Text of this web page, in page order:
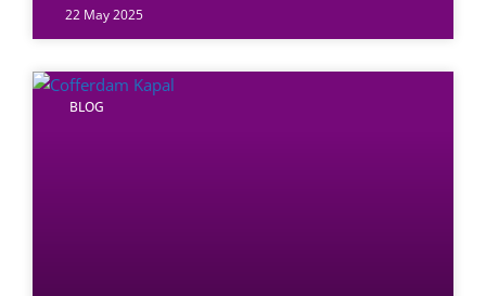
22 May 2025
BLOG